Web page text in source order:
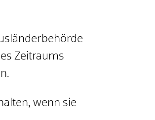
Zeitraums
wenn sie